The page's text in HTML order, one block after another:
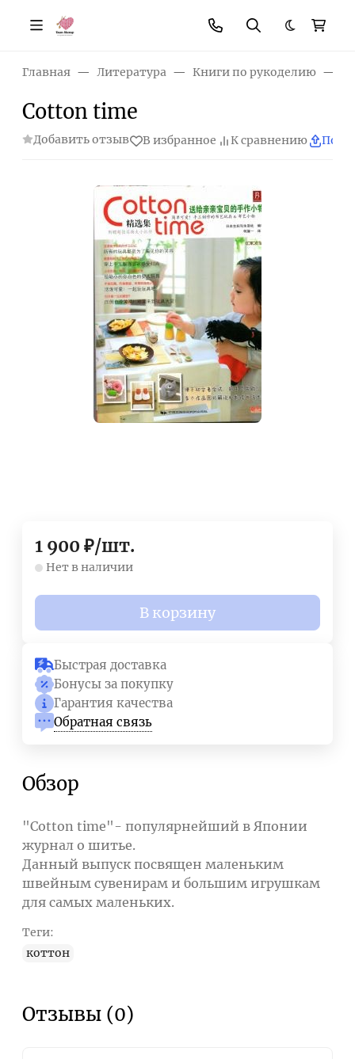
Темная
Главная Литература Книги по рукоделию
Cotton time
Добавить отзыв В избранное К сравнению
1 900 ₽/шт.
Нет в наличии
В корзину
Быстрая доставка
Бонусы за покупку
Гарантия качества
Обратная связь
Обзор
"Cotton time"- популярнейший в Японии
журнал о шитье.
Данный выпуск посвящен маленьким
швейным сувенирам и большим игрушкам
для самых маленьких.
Теги:
коттон
Отзывы (0)